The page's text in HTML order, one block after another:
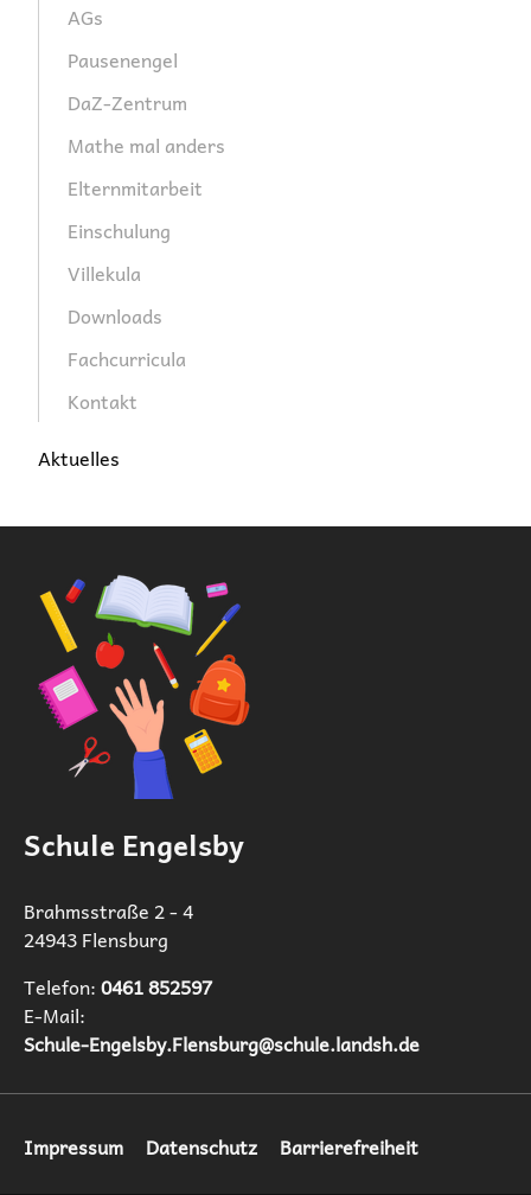
AGs
Pausenengel
DaZ-Zentrum
Mathe mal anders
Elternmitarbeit
Einschulung
Villekula
Downloads
Fachcurricula
Kontakt
Aktuelles
Schule Engelsby
Brahmsstraße 2 - 4
24943 Flensburg
Telefon:0461 852597‬
E-Mail:
Schule-Engelsby.Flensburg@schule.landsh.de
überspringen
Impressum Datenschutz Barrierefreiheit